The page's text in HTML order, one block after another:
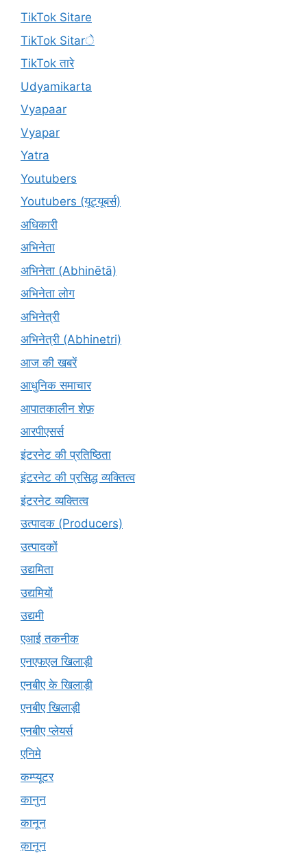
TikTok Sitare
TikTok Sitarे
TikTok तारे
Udyamikarta
Vyapaar
Vyapar
Yatra
Youtubers
Youtubers (यूट्यूबर्स)
अधिकारी
अभिनेता
अभिनेता (Abhinētā)
अभिनेता लोग
अभिनेत्री
अभिनेत्री (Abhinetri)
आज की खबरें
आधुनिक समाचार
आपातकालीन शेफ़
आरपीएसर्स
इंटरनेट की प्रतिष्ठिता
इंटरनेट की प्रसिद्ध व्यक्तित्व
इंटरनेट व्यक्तित्व
उत्पादक (Producers)
उत्पादकों
उद्यमिता
उद्यमियों
उद्यमी
एआई तकनीक
एनएफएल खिलाड़ी
एनबीए के खिलाड़ी
एनबीए खिलाड़ी
एनबीए प्लेयर्स
एनिमे
कम्प्यूटर
कानुन
कानून
क़ानून